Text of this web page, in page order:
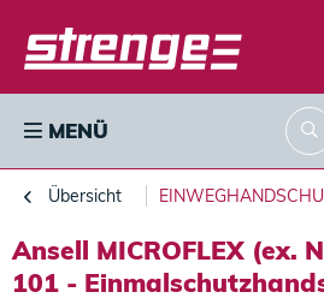
MENÜ
Übersicht
Ansell MICROFLEX (ex.
101 -